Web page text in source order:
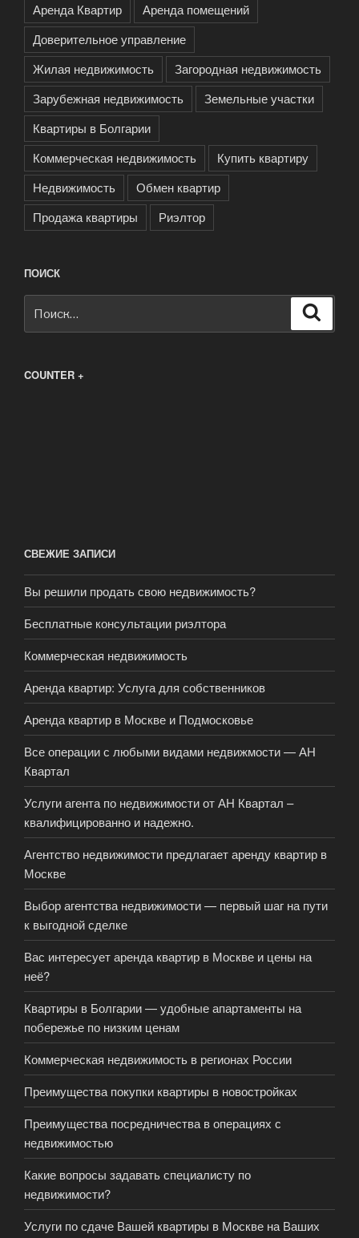
Аренда Квартир
Аренда помещений
Доверительное управление
Жилая недвижимость
Загородная недвижимость
Зарубежная недвижимость
Земельные участки
Квартиры в Болгарии
Коммерческая недвижимость
Купить квартиру
Недвижимость
Обмен квартир
Продажа квартиры
Риэлтор
ПОИСК
COUNTER +
СВЕЖИЕ ЗАПИСИ
Вы решили продать свою недвижимость?
Бесплатные консультации риэлтора
Коммерческая недвижимость
Аренда квартир: Услуга для собственников
Аренда квартир в Москве и Подмосковье
Все операции с любыми видами недвижмости — АН
Квартал
Услуги агента по недвижимости от АН Квартал –
квалифицированно и надежно.
Агентство недвижимости предлагает аренду квартир в
Москве
Выбор агентства недвижимости — первый шаг на пути
к выгодной сделке
Вас интересует аренда квартир в Москве и цены на
неё?
Квартиры в Болгарии — удобные апартаменты на
побережье по низким ценам
Коммерческая недвижимость в регионах России
Преимущества покупки квартиры в новостройках
Преимущества посредничества в операциях с
недвижимостью
Какие вопросы задавать специалисту по
недвижимости?
Услуги по сдаче Вашей квартиры в Москве на Ваших